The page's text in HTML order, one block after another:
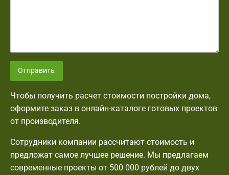
Отправить
Чтобы получить расчет стоимости постройки дома,
оформите заказ в онлайн-каталоге готовых проектов
от производителя.
Сотрудники компании рассчитают стоимость и
предложат самое лучшее решение. Мы предлагаем
современные проекты от 500 000 рублей до двух